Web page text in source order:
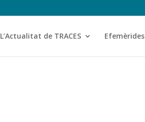
L’Actualitat de TRACES Efemèrides